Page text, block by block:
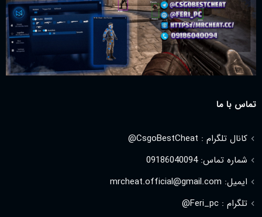
تماس با ما
کانال تلگرام : CsgoBestCheat@
شماره تماس: 09186040094
ایمیل: mrcheat.official@gmail.com
تلگرام : Feri_pc@